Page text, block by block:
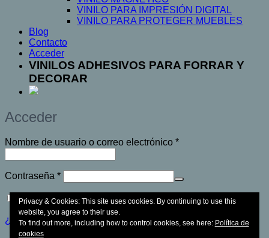
VINILO PARA IMPRESIÓN DIGITAL
VINILO PARA PROTEGER MUEBLES
Blog
Contacto
Acceder
VINILOS ADHESIVOS PARA FORRAR Y
DECORAR
Acceder
Nombre de usuario o correo electrónico *Obligatorio
Contraseña *Obligatorio
Recuérdame Acceso
¿Olvidaste la contraseña?
Privacy & Cookies: This site uses cookies. By continuing to use this
website, you agree to their use.
To find out more, including how to control cookies, see here: Política de
cookies